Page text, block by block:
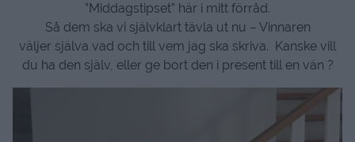
”Middagstipset” här i mitt förråd.
Så dem ska vi självklart tävla ut nu – Vinnaren
väljer själva vad och till vem jag ska skriva. Kanske vill
du ha den själv, eller ge bort den i present till en vän ?